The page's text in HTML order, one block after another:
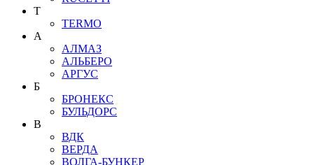
T
TERMO
А
АЛМАЗ
АЛЬБЕРО
АРГУС
Б
БРОНЕКС
БУЛЬДОРС
В
ВДК
ВЕРДА
ВОЛГА-БУНКЕР